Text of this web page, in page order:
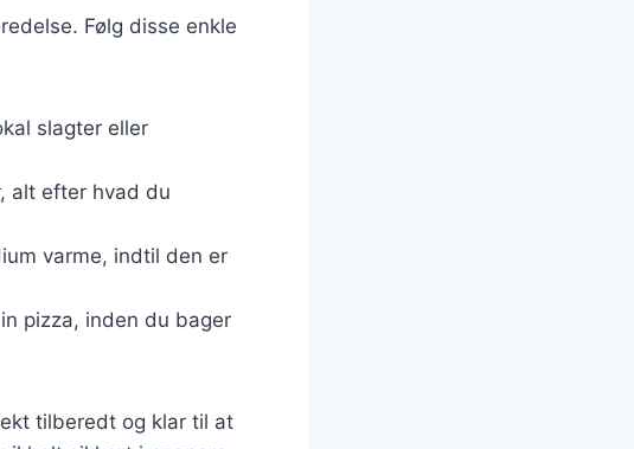
Følg disse enkle
slagter eller
alt efter hvad du
varme, indtil den er
pizza, inden du bager
tilberedt og klar til at